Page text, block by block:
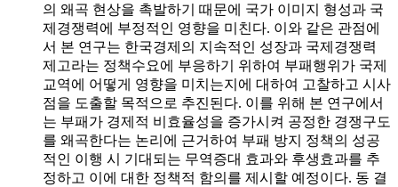
의 왜곡 현상을 촉발하기 때문에 국가 이미지 형성과 국
제경쟁력에 부정적인 영향을 미친다. 이와 같은 관점에
서 본 연구는 한국경제의 지속적인 성장과 국제경쟁력
제고라는 정책수요에 부응하기 위하여 부패행위가 국제
교역에 어떻게 영향을 미치는지에 대하여 고찰하고 시사
점을 도출할 목적으로 추진된다. 이를 위해 본 연구에서
는 부패가 경제적 비효율성을 증가시켜 공정한 경쟁구도
를 왜곡한다는 논리에 근거하여 부패 방지 정책의 성공
적인 이행 시 기대되는 무역증대 효과와 후생효과를 추
정하고 이에 대한 정책적 함의를 제시할 예정이다. 동 결